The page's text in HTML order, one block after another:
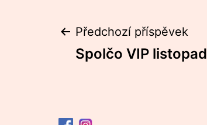
Navigace
příspěvek
Předchozí příspěvek
Spolčo VIP listopad